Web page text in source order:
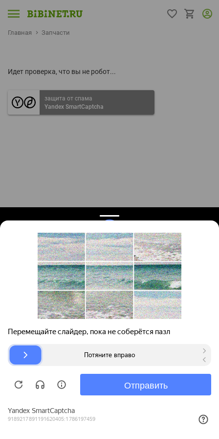
Главная Запчасти
Идет проверка, что вы не робот...
защита от спама
Yandex SmartCaptcha
Поиск запчастей
Для автокомпаний
Авторазборки
О проекте
Помощь
Карта сайта
© bibinet.ru - система поиска запчастей,
Copyright 2010-2026 Все права защищены